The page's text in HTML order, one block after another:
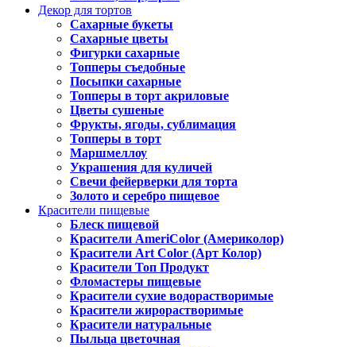
Декор для тортов
Сахарные букеты
Сахарные цветы
Фигурки сахарные
Топперы съедобные
Посыпки сахарные
Топперы в торт акриловые
Цветы сушеные
Фрукты, ягоды, сублимация
Топперы в торт
Маршмеллоу
Украшения для куличей
Свечи фейерверки для торта
Золото и серебро пищевое
Красители пищевые
Блеск пищевой
Красители AmeriColor (Америколор)
Красители Art Color (Арт Колор)
Красители Топ Продукт
Фломастеры пищевые
Красители сухие водорастворимые
Красители жирорастворимые
Красители натуральные
Пыльца цветочная